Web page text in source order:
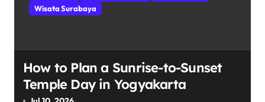
o
Wisata Surabaya
How to Plan a Sunrise-to-Sunset
Temple Day in Yogyakarta